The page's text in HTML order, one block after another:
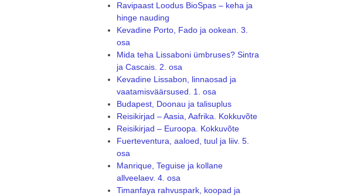
Ravipaast Loodus BioSpas – keha ja
hinge nauding
Kevadine Porto, Fado ja ookean. 3.
osa
Mida teha Lissaboni ümbruses? Sintra
ja Cascais. 2. osa
Kevadine Lissabon, linnaosad ja
vaatamisväärsused. 1. osa
Budapest, Doonau ja talisuplus
Reisikirjad – Aasia, Aafrika. Kokkuvõte
Reisikirjad – Euroopa. Kokkuvõte
Fuerteventura, aaloed, tuul ja liiv. 5.
osa
Manrique, Teguise ja kollane
allveelaev. 4. osa
Timanfaya rahvuspark, koopad ja